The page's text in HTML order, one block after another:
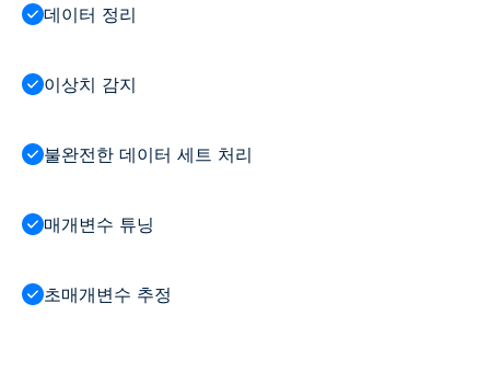
데이터 정리
이상치 감지
불완전한 데이터 세트 처리
매개변수 튜닝
초매개변수 추정